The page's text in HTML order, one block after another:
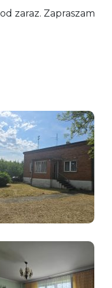
zaraz. Zapraszam